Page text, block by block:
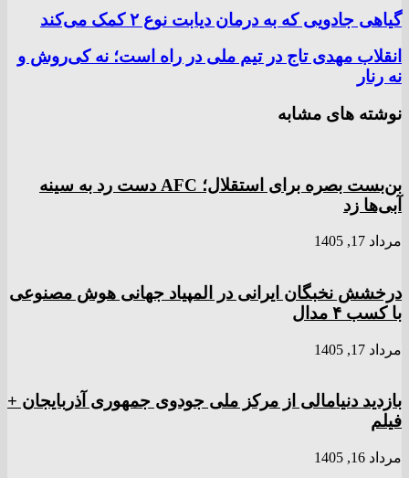
گیاهی جادویی که به درمان دیابت نوع ۲ کمک می‌کند
انقلاب مهدی تاج در تیم ملی در راه است؛ نه کی‌روش و
نه رنار
نوشته های مشابه
بن‌بست بصره برای استقلال؛ AFC دست رد به سینه
آبی‌ها زد
مرداد 17, 1405
درخشش نخبگان ایرانی در المپیاد جهانی هوش مصنوعی
با کسب ۴ مدال
مرداد 17, 1405
بازدید دنیامالی از مرکز ملی جودوی جمهوری آذربایجان +
فیلم
مرداد 16, 1405